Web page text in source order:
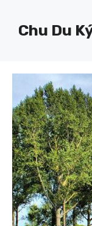
Chu Du